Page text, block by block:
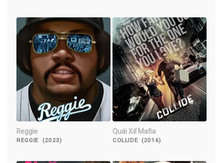
Reggie
REGGIE (2023)
Quái Xế Mafia
COLLIDE (2016)